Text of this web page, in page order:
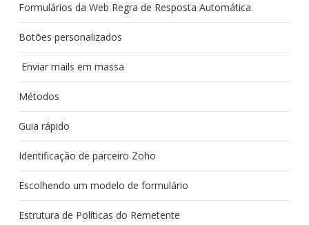
Formulários da Web Regra de Resposta Automática
Botões personalizados
Enviar mails em massa
Métodos
Guia rápido
Identificação de parceiro Zoho
Escolhendo um modelo de formulário
Estrutura de Políticas do Remetente